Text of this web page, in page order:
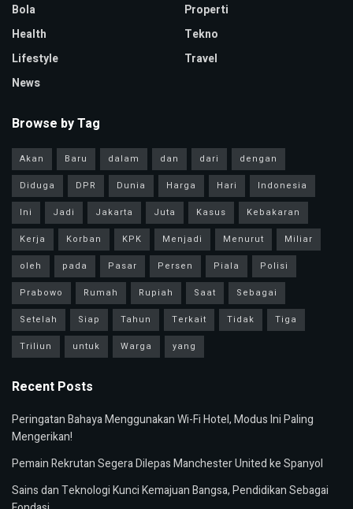
Bola
Health
Lifestyle
News
Properti
Tekno
Travel
Browse by Tag
Akan Baru dalam dan dari
dengan
Diduga
DPR Dunia Harga Hari
Indonesia
Ini
Jadi Jakarta Juta Kasus
Kebakaran
Kerja
Korban KPK Menjadi Menurut
Miliar
oleh
pada Pasar Persen Piala
Polisi
Prabowo
Rumah Rupiah Saat
Sebagai
Setelah
Siap Tahun Terkait Tidak
Tiga
Triliun
untuk Warga yang
Recent Posts
Peringatan Bahaya Menggunakan Wi-Fi Hotel, Modus Ini Paling
Mengerikan!
Pemain Rekrutan Segera Dilepas Manchester United ke Spanyol
Sains dan Teknologi Kunci Kemajuan Bangsa, Pendidikan Sebagai